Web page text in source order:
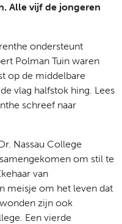
Alle vijf de jongeren
ondersteunt
Polman Tuin waren
op de middelbare
vlag halfstok hing. Lees
schreef naar
Nassau College
om stil te
van
meisje om het leven dat
zijn ook
Een vierde